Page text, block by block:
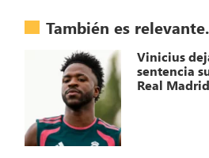
También es
Vinicius
sentencia
Real Madrid